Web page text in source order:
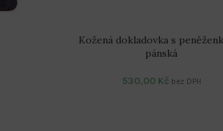
Kožená dokladovka s
pánská
530,00 Kč bez DPH